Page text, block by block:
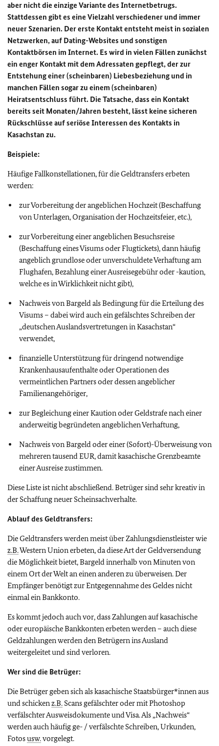
aber nicht die einzige Variante des Internetbetrugs.
Stattdessen gibt es eine Vielzahl verschiedener und immer
neuer Szenarien. Der erste Kontakt entsteht meist in sozialen
Netzwerken, auf Dating-Websites und sonstigen
Kontaktbörsen im Internet. Es wird in vielen Fällen zunächst
ein enger Kontakt mit dem Adressaten gepflegt, der zur
Entstehung einer (scheinbaren) Liebesbeziehung und in
manchen Fällen sogar zu einem (scheinbaren)
Heiratsentschluss führt. Die Tatsache, dass ein Kontakt
bereits seit Monaten/Jahren besteht, lässt keine sicheren
Rückschlüsse auf seriöse Interessen des Kontakts in
Kasachstan zu.
Beispiele:
Häufige Fallkonstellationen, für die Geldtransfers erbeten
werden:
zur Vorbereitung der angeblichen Hochzeit (Beschaffung
von Unterlagen, Organisation der Hochzeitsfeier, etc.),
zur Vorbereitung einer angeblichen Besuchsreise
(Beschaffung eines Visums oder Flugtickets), dann häufig
angeblich grundlose oder unverschuldete Verhaftung am
Flughafen, Bezahlung einer Ausreisegebühr oder -kaution,
welche es in Wirklichkeit nicht gibt),
Nachweis von Bargeld als Bedingung für die Erteilung des
Visums – dabei wird auch ein gefälschtes Schreiben der
„deutschen Auslandsvertretungen in Kasachstan“
verwendet,
finanzielle Unterstützung für dringend notwendige
Krankenhausaufenthalte oder Operationen des
vermeintlichen Partners oder dessen angeblicher
Familienangehöriger,
zur Begleichung einer Kaution oder Geldstrafe nach einer
anderweitig begründeten angeblichen Verhaftung,
Nachweis von Bargeld oder einer (Sofort)-Überweisung von
mehreren tausend EUR, damit kasachische Grenzbeamte
einer Ausreise zustimmen.
Diese Liste ist nicht abschließend. Betrüger sind sehr kreativ in
der Schaffung neuer Scheinsachverhalte.
Ablauf des Geldtransfers:
Die Geldtransfers werden meist über Zahlungsdienstleister wie
z.B.Western Union erbeten, da diese Art der Geldversendung
die Möglichkeit bietet, Bargeld innerhalb von Minuten von
einem Ort der Welt an einen anderen zu überweisen. Der
Empfänger benötigt zur Entgegennahme des Geldes nicht
einmal ein Bankkonto.
Es kommt jedoch auch vor, dass Zahlungen auf kasachische
oder europäische Bankkonten erbeten werden – auch diese
Geldzahlungen werden den Betrügern ins Ausland
weitergeleitet und sind verloren.
Wer sind die Betrüger:
Die Betrüger geben sich als kasachische Staatsbürger*innen aus
und schickenz.B. Scans gefälschter oder mit Photoshop
verfälschter Ausweisdokumente und Visa. Als „Nachweis“
werden auch häufig ge- / verfälschte Schreiben, Urkunden,
Fotosusw.vorgelegt.